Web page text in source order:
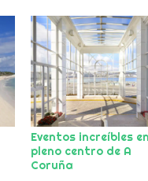
Eventos increíbles en
pleno centro de A
Coruña